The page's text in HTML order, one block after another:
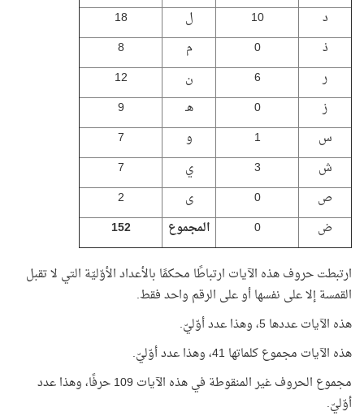
د
10 ل
18
ذ
0 م
8
ر
6 ن
12
ز
0 هـ
9
س
1 و
7
ش
3 ي
7
ص
0 ى
2
ض
0 المجموع 152
ارتبطت حروف هذه الآيات ارتباطًا محكمًا بالأعداد الأوّليّة التي لا تقبل
القمسة إلا على نفسها أو على الرقم واحد فقط.
هذه الآيات عددها 5، وهذا عدد أوّليّ.
هذه الآيات مجموع كلماتها 41، وهذا عدد أوّليّ.
مجموع الحروف غير المنقوطة في هذه الآيات 109 حرفًا، وهذا عدد
أوّليّ.